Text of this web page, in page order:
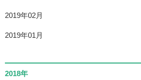
2019年02月
2019年01月
2018年